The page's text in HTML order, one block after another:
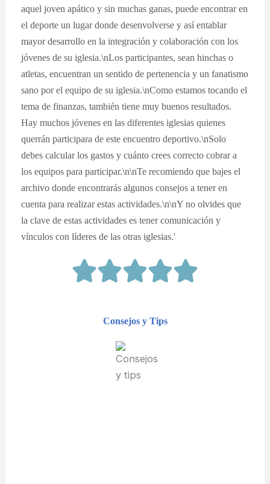
aquel joven apático y sin muchas ganas, puede encontrar en
el deporte un lugar donde desenvolverse y así entablar
mayor desarrollo en la integración y colaboración con los
jóvenes de su iglesia.\nLos participantes, sean hinchas o
atletas, encuentran un sentido de pertenencia y un fanatismo
sano por el equipo de su iglesia.\nComo estamos tocando el
tema de finanzas, también tiene muy buenos resultados.
Hay muchos jóvenes en las diferentes iglesias quienes
querrán participara de este encuentro deportivo.\nSolo
debes calcular los gastos y cuánto crees correcto cobrar a
los equipos para participar.\n\nTe recomiendo que bajes el
archivo donde encontrarás algunos consejos a tener en
cuenta para realizar estas actividades.\n\nY no olvides que
la clave de estas actividades es tener comunicación y
vínculos con líderes de las otras iglesias.'
Consejos y Tips